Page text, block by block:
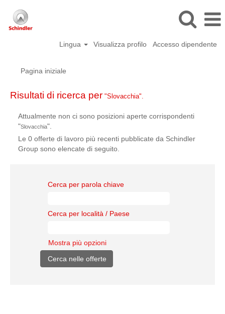
Lingua Visualizza profilo Accesso dipendente
Pagina iniziale
Risultati di ricerca per "Slovacchia".
Attualmente non ci sono posizioni aperte corrispondenti
"Slovacchia".
Le 0 offerte di lavoro più recenti pubblicate da Schindler
Group sono elencate di seguito.
Cerca per parola chiave
Cerca per località / Paese
Mostra più opzioni